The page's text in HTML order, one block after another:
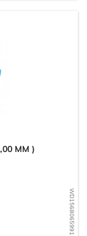
WD1568065991
MM )